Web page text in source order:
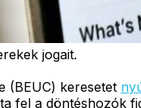
jogait.
(BEUC) keresetet
fel a döntéshozók